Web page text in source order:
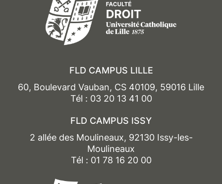
FLD CAMPUS LILLE
60, Boulevard Vauban, CS 40109, 59016 Lille
Tél : 03 20 13 41 00
FLD CAMPUS ISSY
2 allée des Moulineaux, 92130 Issy-les-
Moulineaux
Tél : 01 78 16 20 00